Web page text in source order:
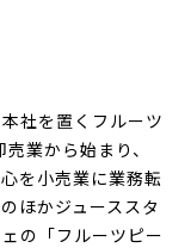
社を置くフルーツ
業から始まり、
を小売業に業務転
ほかジューススタ
の「フルーツピー